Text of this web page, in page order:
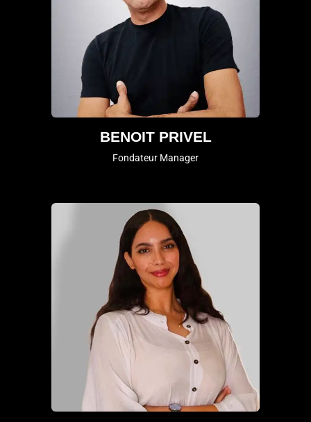
BENOIT PRIVEL
Fondateur Manager